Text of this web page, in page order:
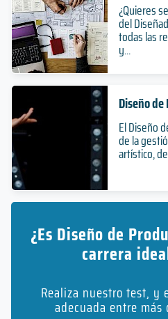
¿Quieres
del
todas las
y...
Diseño
El Diseño
de la
artístico,
¿Es Diseño de
carrera
Realiza nuestro test, y
adecuada entre